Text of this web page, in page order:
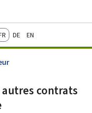
DeutschEnglish
contrats